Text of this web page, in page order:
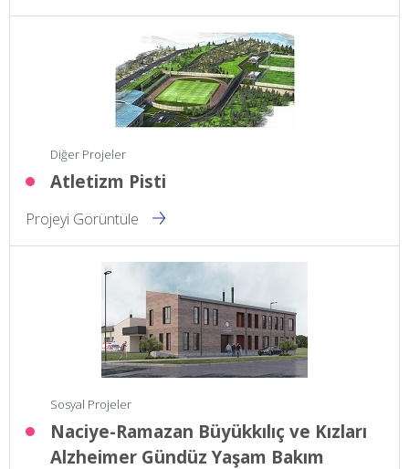
Diğer Projeler
Atletizm Pisti
Projeyi Görüntüle
Sosyal Projeler
Naciye-Ramazan Büyükkılıç ve Kızları
Alzheimer Gündüz Yaşam Bakım